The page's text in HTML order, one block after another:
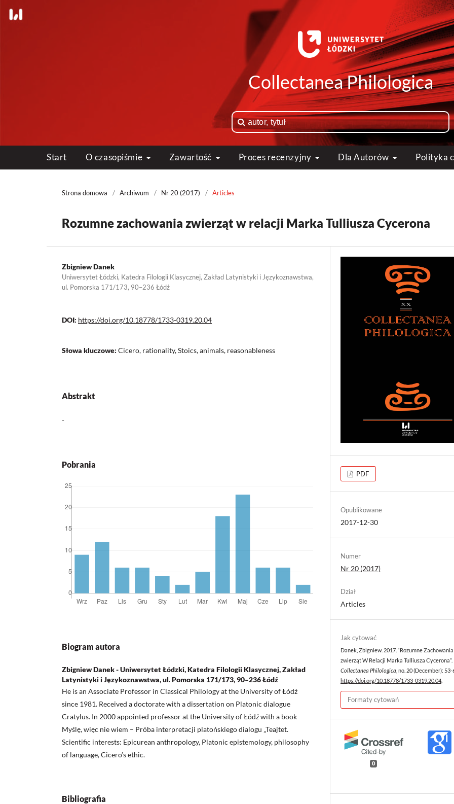
Collectanea Philologica
Start O czasopiśmie Zawartość Proces recenzyjny Dla Autorów Polityka
Strona domowa / Archiwum / Nr 20 (2017) / Articles
Rozumne zachowania zwierząt w relacji Marka Tulliusza Cycerona
Zbigniew Danek
Uniwersytet Łódzki, Katedra Filologii Klasycznej, Zakład Latynistyki i Językoznawstwa,
ul. Pomorska 171/173, 90–236 Łódź
DOI: https://doi.org/10.18778/1733-0319.20.04
Słowa kluczowe: Cicero, rationality, Stoics, animals, reasonableness
Abstrakt
-
Pobrania
Biogram autora
Zbigniew Danek - Uniwersytet Łódzki, Katedra Filologii Klasycznej, Zakład
Latynistyki i Językoznawstwa, ul. Pomorska 171/173, 90–236 Łódź
He is an Associate Professor in Classical Philology at the University of Łódź
since 1981. Received a doctorate with a dissertation on Platonic dialogue
Cratylus. In 2000 appointed professor at the University of Łódź with a book
Myślę, więc nie wiem – Próba interpretacji platońskiego dialogu „Teajtet.
Scientific interests: Epicurean anthropology, Platonic epistemology, philosophy
of language, Cicero’s ethic.
Bibliografia
PDF
Opublikowane
2017-12-30
Numer
Nr 20 (2017)
Dział
Articles
Jak cytować
Danek, Zbigniew. 2017. “Rozumne Zachowania
zwierząt W Relacji Marka Tulliusza Cycerona”.
Collectanea Philologica , no. 20 (December): 53-
https://doi.org/10.18778/1733-0319.20.04.
Formaty cytowań
0